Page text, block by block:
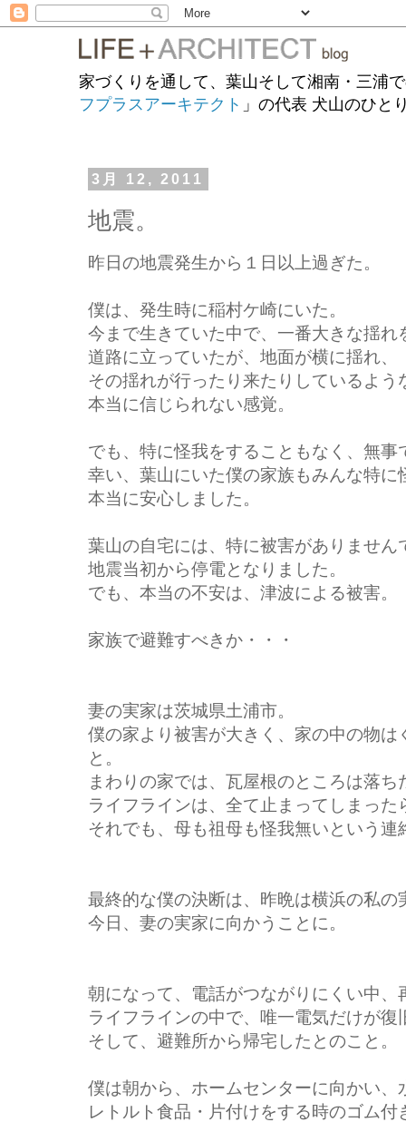
家づくりを通して、葉山そして湘南・三浦
フプラスアーキテクト 」の代表 犬山のひと
3月 12, 2011
地震。
昨日の地震発生から１日以上過ぎた。
僕は、発生時に稲村ケ崎にいた。
今まで生きていた中で、一番大きな揺れ
道路に立っていたが、地面が横に揺れ、
その揺れが行ったり来たりしているよう
本当に信じられない感覚。
でも、特に怪我をすることもなく、無事
幸い、葉山にいた僕の家族もみんな特に
本当に安心しました。
葉山の自宅には、特に被害がありません
地震当初から停電となりました。
でも、本当の不安は、津波による被害。
家族で避難すべきか・・・
妻の実家は茨城県土浦市。
僕の家より被害が大きく、家の中の物
と。
まわりの家では、瓦屋根のところは落
ライフラインは、全て止まってしまった
それでも、母も祖母も怪我無いという連
最終的な僕の決断は、昨晩は横浜の私の
今日、妻の実家に向かうことに。
朝になって、電話がつながりにくい中
ライフラインの中で、唯一電気だけが復
そして、避難所から帰宅したとのこと。
僕は朝から、ホームセンターに向かい
レトルト食品・片付けをする時のゴム付